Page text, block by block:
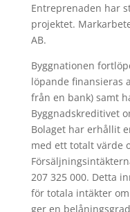
Entreprenaden har
projektet.
AB.
Byggnationen
löpande finansieras
från en bank) samt
Byggnadskreditivet
Bolaget har erhållit
med ett totalt värde
207 325 000. Detta
för totala intäkter om
ger en